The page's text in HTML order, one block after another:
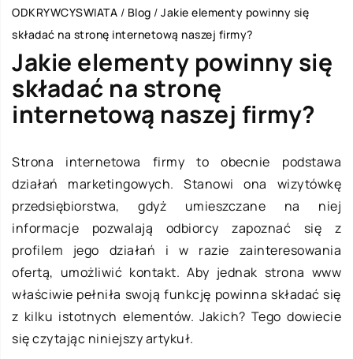
ODKRYWCYSWIATA / Blog / Jakie elementy powinny się
składać na stronę internetową naszej firmy?
Jakie elementy powinny się
składać na stronę
internetową naszej firmy?
Strona internetowa firmy to obecnie podstawa
działań marketingowych. Stanowi ona wizytówkę
przedsiębiorstwa, gdyż umieszczane na niej
informacje pozwalają odbiorcy zapoznać się z
profilem jego działań i w razie zainteresowania
ofertą, umożliwić kontakt. Aby jednak strona www
właściwie pełniła swoją funkcję powinna składać się
z kilku istotnych elementów. Jakich? Tego dowiecie
się czytając niniejszy artykuł.